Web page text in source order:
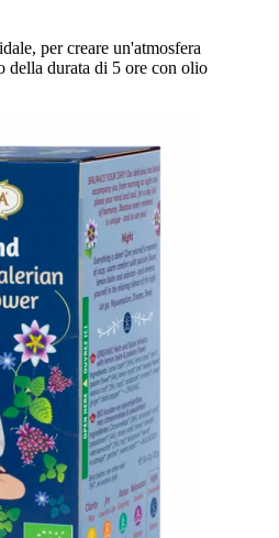
per creare un'atmosfera
della durata di 5 ore con olio